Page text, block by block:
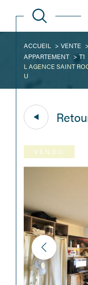
ACCUEIL VENTE
APPARTEMENT
T1
L AGENCE SAINT
U
VENDU